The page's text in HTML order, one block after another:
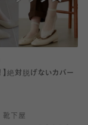
】絶対脱げないカバー
靴下屋